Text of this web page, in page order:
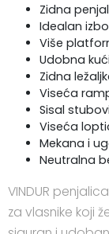
Zidna
Idealan
Više
Udobna
Zidna
Viseća
Sisal
Viseća
Mekana i
Neutralna
VINDUR
za vlasnike koji